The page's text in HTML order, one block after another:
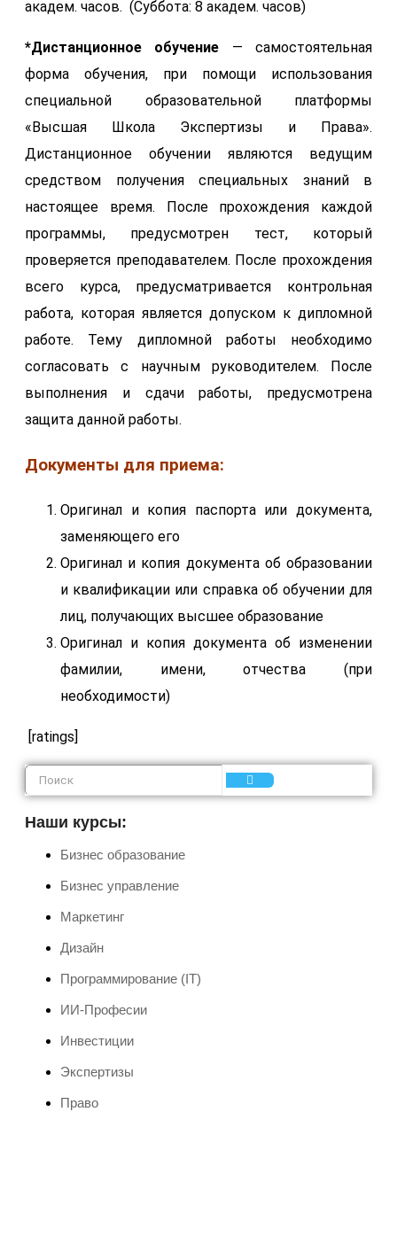
академ. часов. (Суббота: 8 академ. часов)
*Дистанционное обучение — самостоятельная
форма обучения, при помощи использования
специальной образовательной платформы
«Высшая Школа Экспертизы и Права».
Дистанционное обучении являются ведущим
средством получения специальных знаний в
настоящее время. После прохождения каждой
программы, предусмотрен тест, который
проверяется преподавателем. После прохождения
всего курса, предусматривается контрольная
работа, которая является допуском к дипломной
работе. Тему дипломной работы необходимо
согласовать с научным руководителем. После
выполнения и сдачи работы, предусмотрена
защита данной работы.
Документы для приема:
Оригинал и копия паспорта или документа,
заменяющего его
Оригинал и копия документа об образовании
и квалификации или справка об обучении для
лиц, получающих высшее образование
Оригинал и копия документа об изменении
фамилии, имени, отчества (при
необходимости)
[ratings]
Наши курсы:
Бизнес образование
Бизнес управление
Маркетинг
Дизайн
Программирование (IT)
ИИ-Професии
Инвестиции
Экспертизы
Право